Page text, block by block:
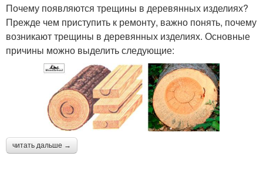
Почему появляются трещины в деревянных изделиях?
Прежде чем приступить к ремонту, важно понять, почему
возникают трещины в деревянных изделиях. Основные
причины можно выделить следующие:
читать дальше →